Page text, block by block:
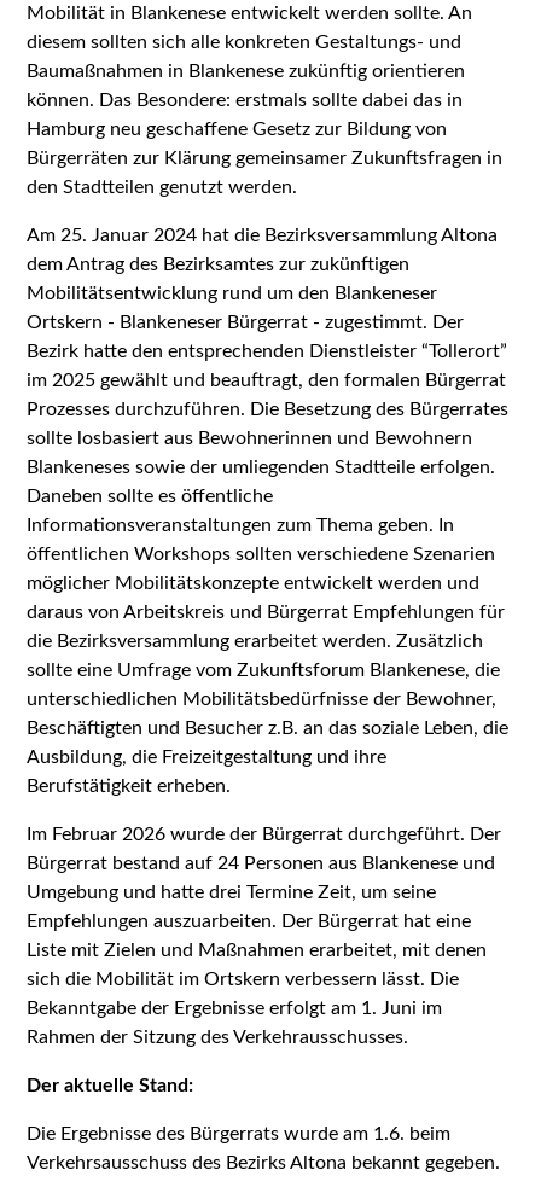
Mobilität in Blankenese entwickelt werden sollte. An
diesem sollten sich alle konkreten Gestaltungs- und
Baumaßnahmen in Blankenese zukünftig orientieren
können. Das Besondere: erstmals sollte dabei das in
Hamburg neu geschaffene Gesetz zur Bildung von
Bürgerräten zur Klärung gemeinsamer Zukunftsfragen in
den Stadtteilen genutzt werden.
Am 25. Januar 2024 hat die Bezirksversammlung Altona
dem Antrag des Bezirksamtes zur zukünftigen
Mobilitätsentwicklung rund um den Blankeneser
Ortskern - Blankeneser Bürgerrat - zugestimmt. Der
Bezirk hatte den entsprechenden Dienstleister “Tollerort”
im 2025 gewählt und beauftragt, den formalen Bürgerrat
Prozesses durchzuführen. Die Besetzung des Bürgerrates
sollte losbasiert aus Bewohnerinnen und Bewohnern
Blankeneses sowie der umliegenden Stadtteile erfolgen.
Daneben sollte es öffentliche
Informationsveranstaltungen zum Thema geben. In
öffentlichen Workshops sollten verschiedene Szenarien
möglicher Mobilitätskonzepte entwickelt werden und
daraus von Arbeitskreis und Bürgerrat Empfehlungen für
die Bezirksversammlung erarbeitet werden. Zusätzlich
sollte eine Umfrage vom Zukunftsforum Blankenese, die
unterschiedlichen Mobilitätsbedürfnisse der Bewohner,
Beschäftigten und Besucher z.B. an das soziale Leben, die
Ausbildung, die Freizeitgestaltung und ihre
Berufstätigkeit erheben.
Im Februar 2026 wurde der Bürgerrat durchgeführt. Der
Bürgerrat bestand auf 24 Personen aus Blankenese und
Umgebung und hatte drei Termine Zeit, um seine
Empfehlungen auszuarbeiten. Der Bürgerrat hat eine
Liste mit Zielen und Maßnahmen erarbeitet, mit denen
sich die Mobilität im Ortskern verbessern lässt. Die
Bekanntgabe der Ergebnisse erfolgt am 1. Juni im
Rahmen der Sitzung des Verkehrausschusses.
Der aktuelle Stand:
Die Ergebnisse des Bürgerrats wurde am 1.6. beim
Verkehrsausschuss des Bezirks Altona bekannt gegeben.